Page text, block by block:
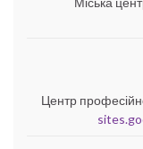
Центр